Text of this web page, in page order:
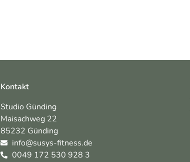
Kontakt
Studio Günding
Maisachweg 22
85232 Günding
info@susys-fitness.de
0049 172 530 928 3